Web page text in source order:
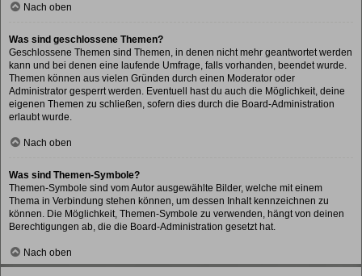
Nach oben
Was sind geschlossene Themen?
Geschlossene Themen sind Themen, in denen nicht mehr geantwortet werden
kann und bei denen eine laufende Umfrage, falls vorhanden, beendet wurde.
Themen können aus vielen Gründen durch einen Moderator oder
Administrator gesperrt werden. Eventuell hast du auch die Möglichkeit, deine
eigenen Themen zu schließen, sofern dies durch die Board-Administration
erlaubt wurde.
Nach oben
Was sind Themen-Symbole?
Themen-Symbole sind vom Autor ausgewählte Bilder, welche mit einem
Thema in Verbindung stehen können, um dessen Inhalt kennzeichnen zu
können. Die Möglichkeit, Themen-Symbole zu verwenden, hängt von deinen
Berechtigungen ab, die die Board-Administration gesetzt hat.
Nach oben